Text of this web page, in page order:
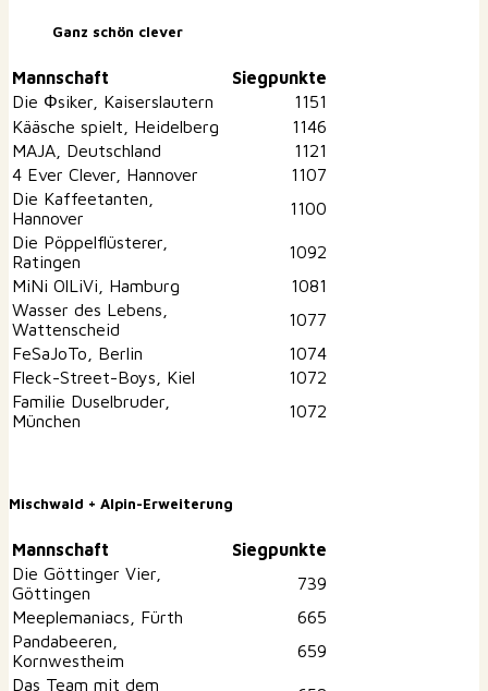
Ganz schön clever
Mannschaft
Siegpunkte
Die Φsiker, Kaiserslautern
1151
Kääsche spielt, Heidelberg
1146
MAJA, Deutschland
1121
4 Ever Clever, Hannover
1107
Die Kaffeetanten,
Hannover
1100
Die Pöppelflüsterer,
Ratingen
1092
MiNi OlLiVi, Hamburg
1081
Wasser des Lebens,
Wattenscheid
1077
FeSaJoTo, Berlin
1074
Fleck-Street-Boys, Kiel
1072
Familie Duselbruder,
München
1072
Mischwald + Alpin-Erweiterung
Mannschaft
Siegpunkte
Die Göttinger Vier,
Göttingen
739
Meeplemaniacs, Fürth
665
Pandabeeren,
Kornwestheim
659
Das Team mit dem